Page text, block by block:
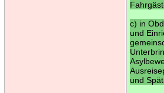
c) in
und
und